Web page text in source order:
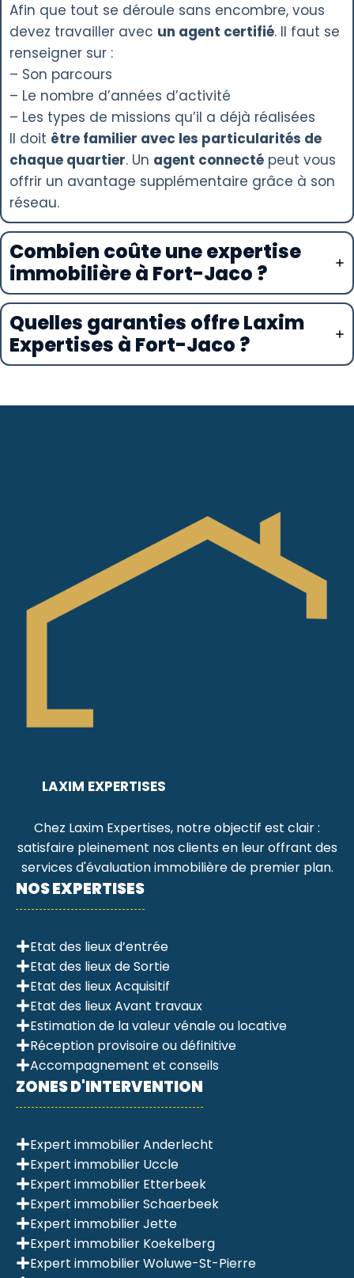
Afin que tout se déroule sans encombre, vous
devez travailler avec un agent certifié. Il faut se
renseigner sur :
– Son parcours
– Le nombre d’années d’activité
– Les types de missions qu’il a déjà réalisées
Il doit être familier avec les particularités de
chaque quartier. Un agent connecté peut vous
offrir un avantage supplémentaire grâce à son
réseau.
Combien coûte une expertise
immobilière à Fort-Jaco ?
Quelles garanties offre Laxim
Expertises à Fort-Jaco ?
LAXIM EXPERTISES
Chez Laxim Expertises, notre objectif est clair :
satisfaire pleinement nos clients en leur offrant des
services d'évaluation immobilière de premier plan.
NOS EXPERTISES
Etat des lieux d’entrée
Etat des lieux de Sortie
Etat des lieux Acquisitif
Etat des lieux Avant travaux
Estimation de la valeur vénale ou locative
Réception provisoire ou définitive
Accompagnement et conseils
ZONES D'INTERVENTION
Expert immobilier Anderlecht
Expert immobilier Uccle
Expert immobilier Etterbeek
Expert immobilier Schaerbeek
Expert immobilier Jette
Expert immobilier Koekelberg
Expert immobilier Woluwe-St-Pierre